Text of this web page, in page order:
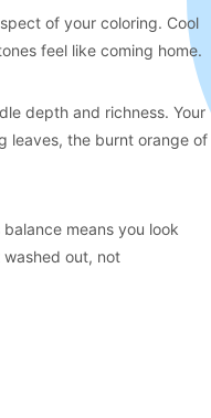
of your coloring. Cool
feel like coming home.
depth and richness. Your
leaves, the burnt orange of
means you look
out, not